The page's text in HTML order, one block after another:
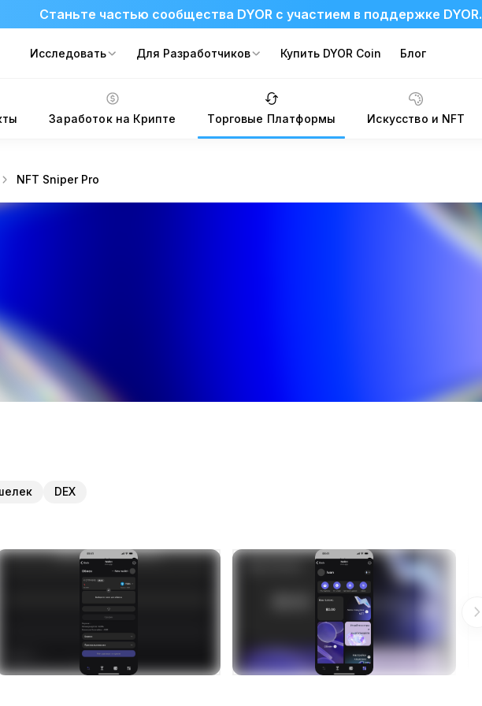
Станьте частью сообщества DYOR с участием в поддержке DYOR.
Исследовать Для Разработчиков Купить DYOR Coin Блог
Заработок на Крипте Торговые Платформы Искусство и NFT
NFT Sniper Pro
DEX